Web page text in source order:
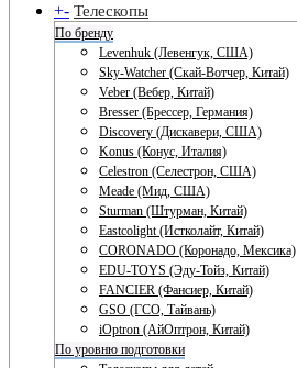
+- Телескопы
По бренду
Levenhuk (Левенгук, США)
Sky-Watcher (Скай-Вотчер, Китай)
Veber (Вебер, Китай)
Bresser (Брессер, Германия)
Discovery (Дискавери, США)
Konus (Конус, Италия)
Celestron (Селестрон, США)
Meade (Мид, США)
Sturman (Штурман, Китай)
Eastcolight (Истколайт, Китай)
CORONADO (Коронадо, Мексика)
EDU-TOYS (Эду-Тойз, Китай)
FANCIER (Фансиер, Китай)
GSO (ГСО, Тайвань)
iOptron (АйОптрон, Китай)
По уровню подготовки